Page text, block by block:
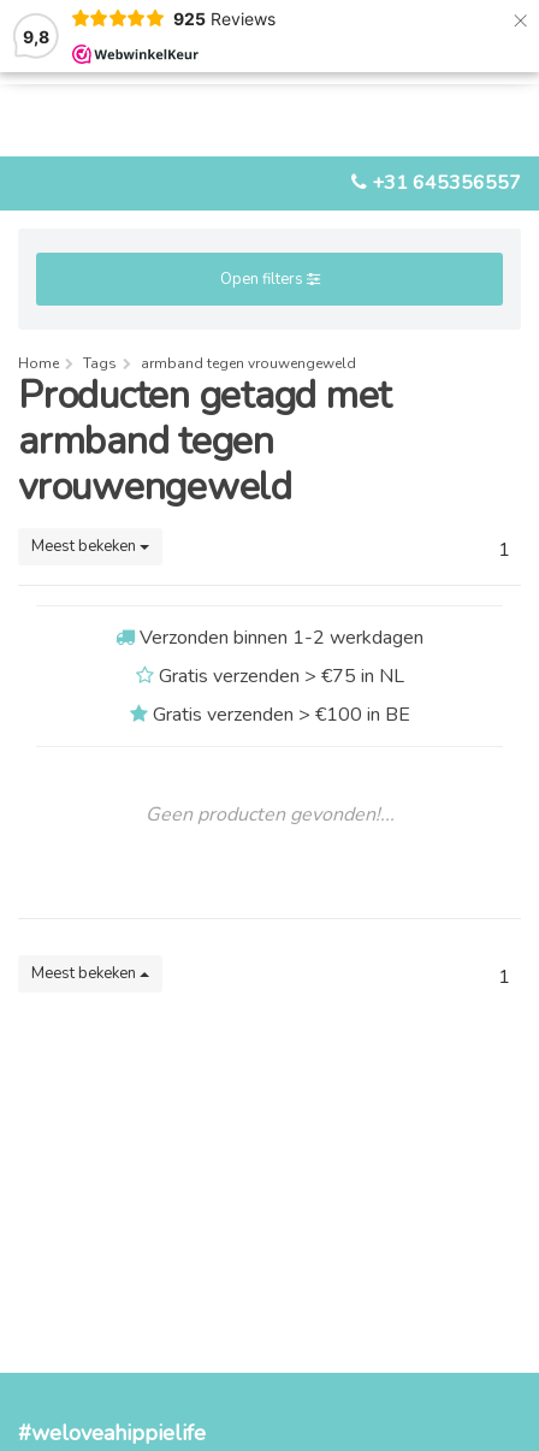
9,8
925 Reviews ×
+31 645356557
MENU
Open filters
Home Tags armband tegen vrouwengeweld
Producten getagd met
armband tegen
vrouwengeweld
Meest bekeken 1
Verzonden binnen 1-2 werkdagen
Gratis verzenden > €75 in NL
Gratis verzenden > €100 in BE
Geen producten gevonden!...
Meest bekeken 1
#weloveahippielife